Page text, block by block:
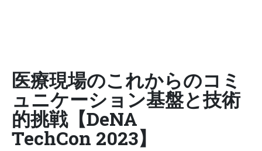
医療現場のこれからのコミ
ュニケーション基盤と技術
的挑戦【DeNA
TechCon 2023】